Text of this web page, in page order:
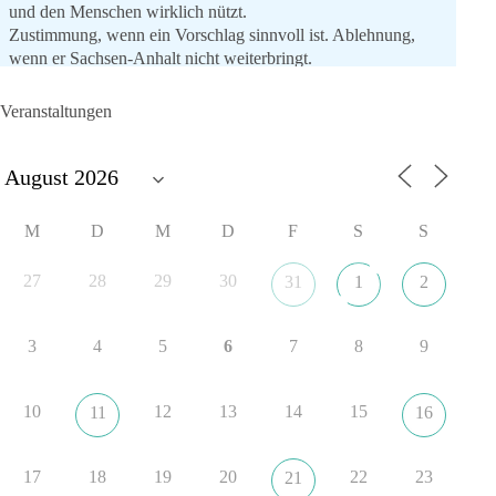
und den Menschen wirklich nützt.
Zustimmung, wenn ein Vorschlag sinnvoll ist. Ablehnung,
wenn er Sachsen-Anhalt nicht weiterbringt.
💬 Was ist dir wichtiger: der Absender eines Antrags oder das
#dieBasis #sachsenanhalt
👉 Folgen:
1 Tag zuvor
⚡ Vorsorge ist richtig. Aber Vorsorge ersetzt keine verlässliche
Veranstaltungen
M D M D F S S
27 28 29 30 31 1 2
3 4 5 6 7 8 9
10 11 12 13 14 15 16
17 18 19 20 21 22 23